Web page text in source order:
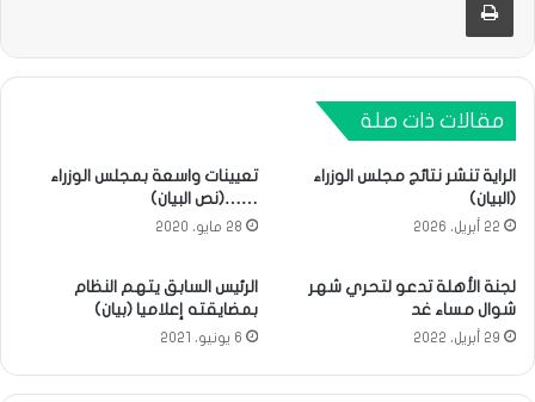
مقالات ذات صلة
الراية تنشر نتائج مجلس الوزراء
(البيان)
22 أبريل، 2026
تعيينات واسعة بمجلس الوزراء
……(نص البيان)
28 مايو، 2020
لجنة الأهلة تدعو لتحري شهر
شوال مساء غد
29 أبريل، 2022
الرئيس السابق يتهم النظام
بمضايقته إعلاميا (بيان)
6 يونيو، 2021